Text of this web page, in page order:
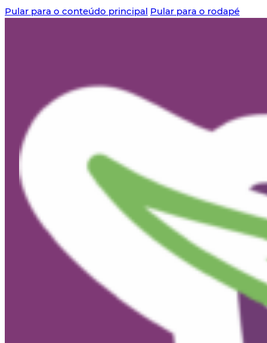
Pular para o conteúdo principal Pular para o rodapé